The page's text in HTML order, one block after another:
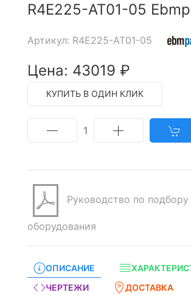
R4E225-AT01-05
Артикул: R4E225-AT01-05
Цена: 43019 ₽
КУПИТЬ В ОДИН КЛИК
1
Руководство по подбору
оборудования
ОПИСАНИЕ
ЧЕРТЕЖИ
ДОСТАВКА